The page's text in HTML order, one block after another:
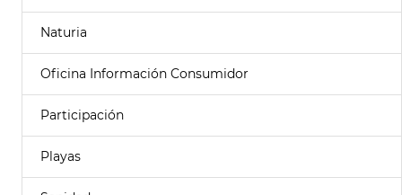
Naturia
Oficina Información Consumidor
Participación
Playas